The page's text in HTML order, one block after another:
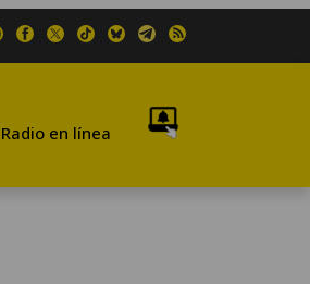
Radio en línea